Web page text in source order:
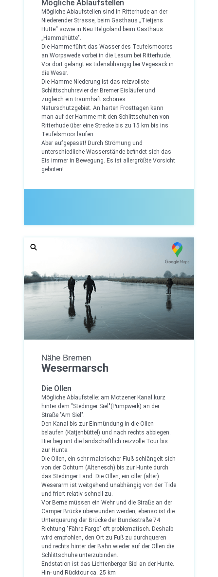
Mögliche Ablaufstellen
Mögliche Ablaufstellen sind in Ritterhude an der
Niederender Strasse, beim Gasthaus „Tietjens
Hütte“ sowie in Neu Helgoland beim Gasthaus
„Hammehütte".
Die Hamme führt das Wasser des Teufelsmoores
an Worpswede vorbei in die Lesum bei Ritterhude.
Vor dort gelangt es tidenabhängig bei Vegesack in
die Weser.
Die Hamme-Niederung ist das reizvollste
Schlittschuhrevier der Bremer Eisläufer und
zugleich ein traumhaft schönes
Naturschutzgebiet. An harten Frosttagen kann
man auf der Hamme mit den Schlittschuhen von
Ritterhude über eine Strecke bis zu 15 km bis ins
Teufelsmoor laufen.
Aber aufgepasst! Durch Strömung und
unterschiedliche Wasserstände befindet sich das
Eis immer in Bewegung. Es ist allergrößte Vorsicht
geboten!
Nähe Bremen
Wesermarsch
Die Ollen
Mögliche Ablaufstelle: am Motzener Kanal kurz
hinter dem "Stedinger Siel"(Pumpwerk) an der
Straße "Am Siel".
Den Kanal bis zur Einmündung in die Ollen
belaufen (Katjenbüttel) und nach rechts abbiegen.
Hier beginnt die landschaftlich reizvolle Tour bis
zur Hunte.
Die Ollen, ein sehr malerischer Fluß schlängelt sich
von der Ochtum (Altenesch) bis zur Hunte durch
das Stedinger Land. Die Ollen, ein oller (alter)
Weserarm ist weitgehend unabhängig von der Tide
und friert relativ schnell zu.
Vor Berne müssen ein Wehr und die Straße an der
Camper Brücke überwunden werden, ebenso ist die
Unterquerung der Brücke der Bundestraße 74
Richtung "Fähre Farge" oft problematisch. Deshalb
wird empfohlen, den Ort zu Fuß zu durchqueren
und rechts hinter der Bahn wieder auf der Ollen die
Schlittschuhe unterzubinden.
Endstation ist das Lichtenberger Siel an der Hunte.
Hin- und Rücktour ca. 25 km